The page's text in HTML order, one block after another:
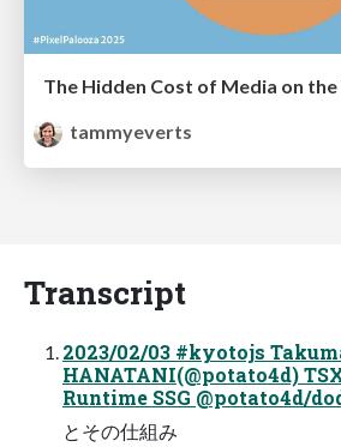
tammyeverts
Transcript
2023/02/03 #kyotojs
HANATANI(@potato4d)
Runtime SSG @potato4d/
とその仕組み